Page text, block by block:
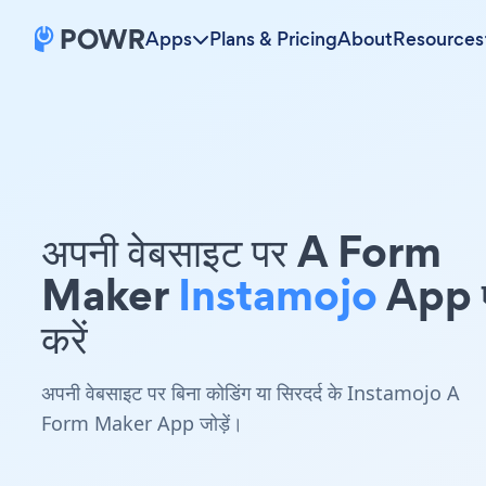
Apps Plans & PricingAboutResources
अपनी वेबसाइट पर A Form
MakerInstamojoApp
करें
अपनी वेबसाइट पर बिना कोडिंग या सिरदर्द के Instamojo A
Form Maker App जोड़ें।